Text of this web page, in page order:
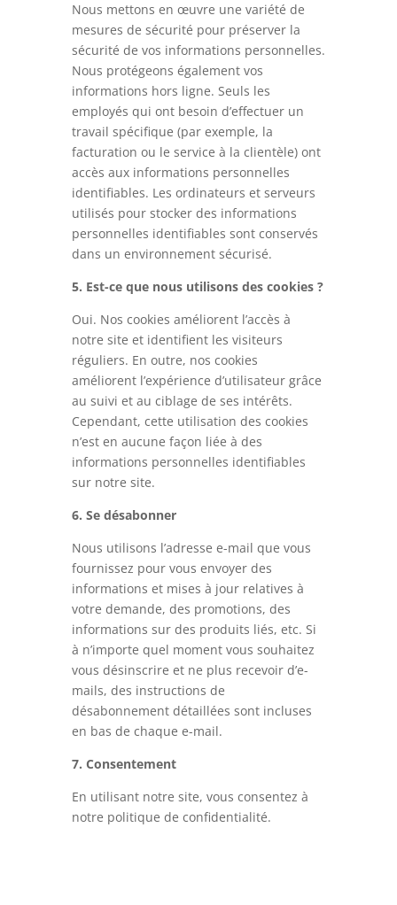
Nous mettons en œuvre une variété de
mesures de sécurité pour préserver la
sécurité de vos informations personnelles.
Nous protégeons également vos
informations hors ligne. Seuls les
employés qui ont besoin d’effectuer un
travail spécifique (par exemple, la
facturation ou le service à la clientèle) ont
accès aux informations personnelles
identifiables. Les ordinateurs et serveurs
utilisés pour stocker des informations
personnelles identifiables sont conservés
dans un environnement sécurisé.
5. Est-ce que nous utilisons des cookies ?
Oui. Nos cookies améliorent l’accès à
notre site et identifient les visiteurs
réguliers. En outre, nos cookies
améliorent l’expérience d’utilisateur grâce
au suivi et au ciblage de ses intérêts.
Cependant, cette utilisation des cookies
n’est en aucune façon liée à des
informations personnelles identifiables
sur notre site.
6. Se désabonner
Nous utilisons l’adresse e-mail que vous
fournissez pour vous envoyer des
informations et mises à jour relatives à
votre demande, des promotions, des
informations sur des produits liés, etc. Si
à n’importe quel moment vous souhaitez
vous désinscrire et ne plus recevoir d’e-
mails, des instructions de
désabonnement détaillées sont incluses
en bas de chaque e-mail.
7. Consentement
En utilisant notre site, vous consentez à
notre politique de confidentialité.